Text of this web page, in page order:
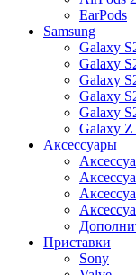
EarPods
Samsung
Galaxy
Galaxy
Galaxy
Galaxy
Galaxy
Galaxy
Аксессуары
Приставки
Sony